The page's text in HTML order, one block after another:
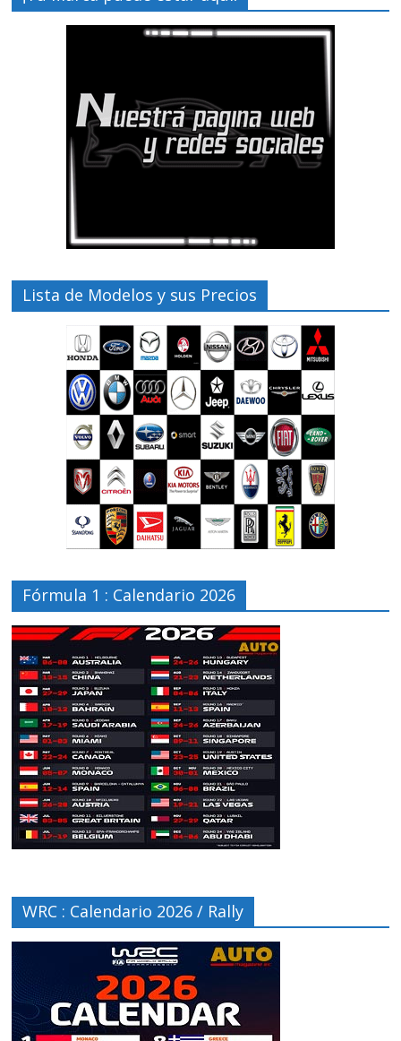
Lista de Modelos y sus Precios
Fórmula 1 : Calendario 2026
WRC : Calendario 2026 / Rally